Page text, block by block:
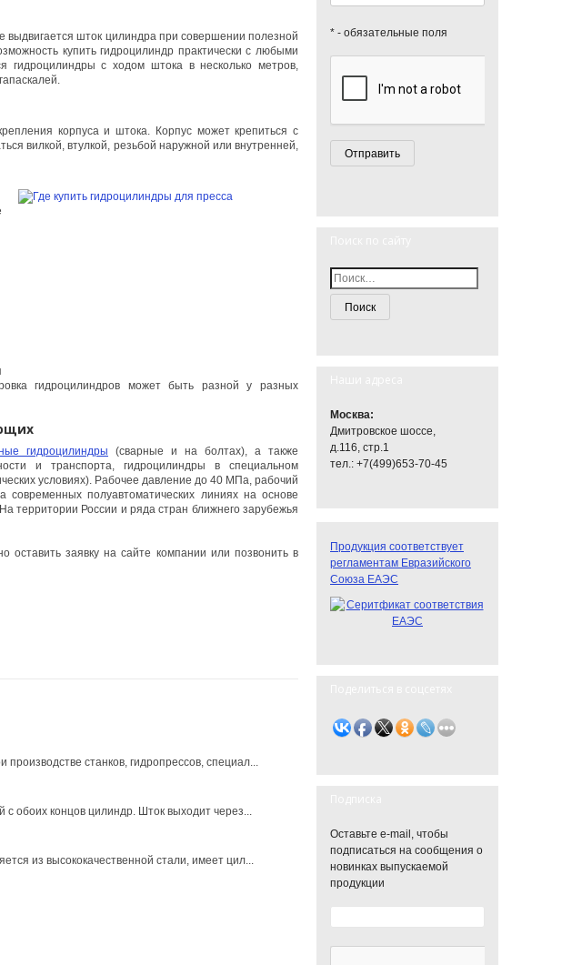
выдвигается шток цилиндра при совершении полезной
купить гидроцилиндр практически с любыми
гидроцилиндры с ходом штока в несколько метров,
корпуса и штока. Корпус может крепиться с
вилкой, втулкой, резьбой наружной или внутренней,
гидроцилиндров может быть разной у разных
гидроцилиндры (сварные и на болтах), а также
и транспорта, гидроцилиндры в специальном
условиях). Рабочее давление до 40 МПа, рабочий
полуавтоматических линиях на основе
территории России и ряда стран ближнего зарубежья
оставить заявку на сайте компании или позвонить в
станков, гидропрессов, специал...
с обоих концов цилиндр. Шток выходит через...
из высококачественной стали, имеет цил...
* - обязательные поля
Москва:
Дмитровское шоссе,
д.116, стр.1
тел.: +7(499)653-70-45
Продукция соответствует
регламентам Евразийского
Союза ЕАЭС
Оставьте e-mail, чтобы
подписаться на сообщения о
новинках выпускаемой
продукции